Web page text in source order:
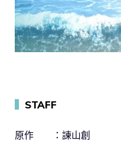
STAFF
原作 ：諫山創